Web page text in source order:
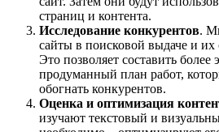
страниц и контента.
Исследование конкурентов.
сайты в поисковой выдаче и
Это позволяет составить
продуманный план работ,
обогнать конкурентов.
Оценка и оптимизация
изучают текстовый и